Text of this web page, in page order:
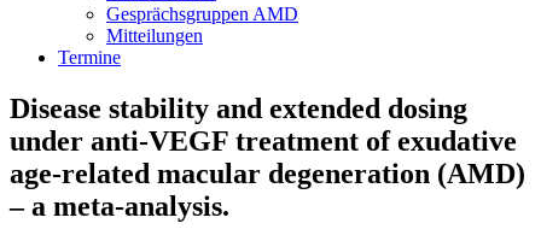
Gesprächsgruppen AMD
Mitteilungen
Termine
Disease stability and extended dosing
under anti-VEGF treatment of exudative
age-related macular degeneration (AMD)
– a meta-analysis.